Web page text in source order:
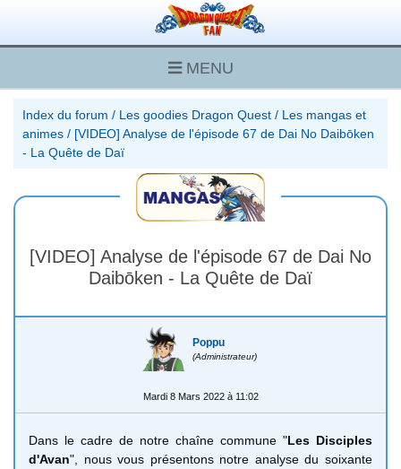
MENU
Index du forum / Les goodies Dragon Quest / Les mangas et
animes / [VIDEO] Analyse de l'épisode 67 de Dai No Daibōken
- La Quête de Daï
[VIDEO] Analyse de l'épisode 67 de Dai No
Daibōken - La Quête de Daï
Poppu
(Administrateur)
Mardi 8 Mars 2022 à 11:02
Dans le cadre de notre chaîne commune "Les Disciples
d'Avan", nous vous présentons notre analyse du soixante